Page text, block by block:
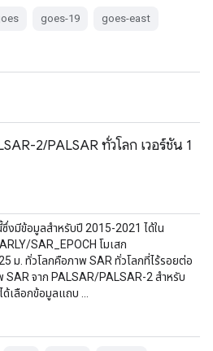
goes-19 goes-east
2/PALSAR ทั่วโลก เวอร์ชัน 1
งมีข้อมูลสำหรับปี 2015-2021 ได้ใน
SAR_EPOCH โมเสก
ม. ทั่วโลกคือภาพ SAR ทั่วโลกที่ไร้รอยต่อ
จาก PALSAR/PALSAR-2 สำหรับ
เลือกข้อมูลแถบ …